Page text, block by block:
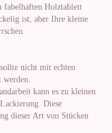
fabelhaften Holztablett
ist, aber Ihre kleine
nicht mit echten
werden.
kann es zu kleinen
Diese
dieser Art von Stücken